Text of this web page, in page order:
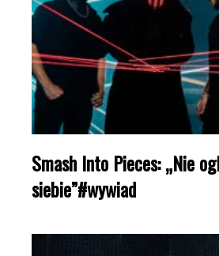
Smash Into Pieces: „Nie
siebie”#wywiad